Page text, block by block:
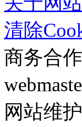
清除
商务合
网站维护